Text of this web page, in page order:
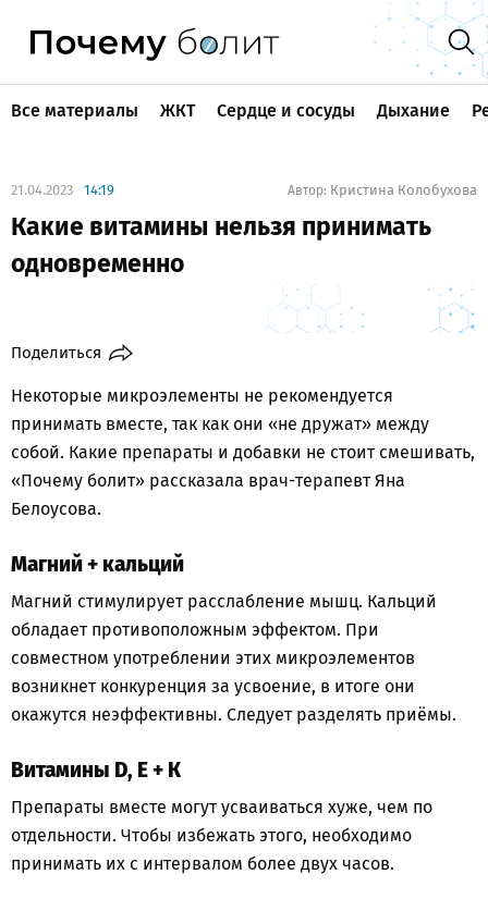
Все материалы ЖКТ Сердце и сосуды Дыхание
21.04.2023 14:19 Автор: Кристина Колобухова
Какие витамины нельзя принимать
одновременно
Поделиться
Некоторые микроэлементы не рекомендуется
принимать вместе, так как они «не дружат» между
собой. Какие препараты и добавки не стоит смешивать,
«Почему болит» рассказала врач-терапевт Яна
Белоусова.
Магний + кальций
Магний стимулирует расслабление мышц. Кальций
обладает противоположным эффектом. При
совместном употреблении этих микроэлементов
возникнет конкуренция за усвоение, в итоге они
окажутся неэффективны. Следует разделять приёмы.
Витамины D, Е + К
Препараты вместе могут усваиваться хуже, чем по
отдельности. Чтобы избежать этого, необходимо
принимать их с интервалом более двух часов.